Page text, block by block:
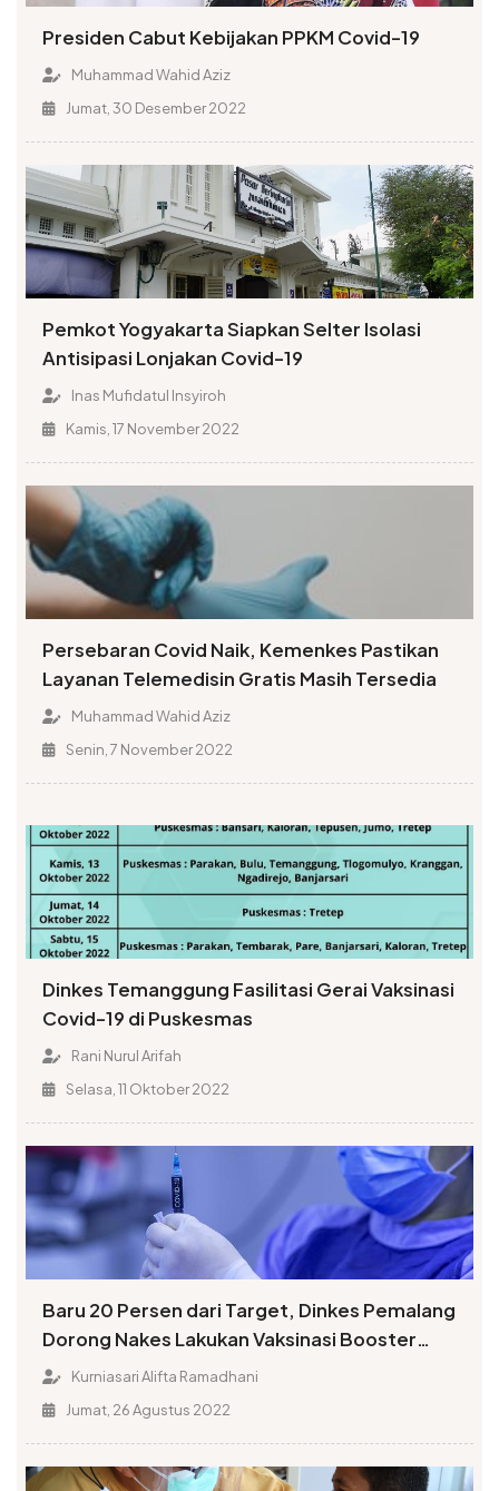
Presiden Cabut Kebijakan PPKM Covid-19
Muhammad Wahid Aziz
Jumat, 30 Desember 2022
Pemkot Yogyakarta Siapkan Selter Isolasi
Antisipasi Lonjakan Covid-19
Inas Mufidatul Insyiroh
Kamis, 17 November 2022
Persebaran Covid Naik, Kemenkes Pastikan
Layanan Telemedisin Gratis Masih Tersedia
Muhammad Wahid Aziz
Senin, 7 November 2022
Dinkes Temanggung Fasilitasi Gerai Vaksinasi
Covid-19 di Puskesmas
Rani Nurul Arifah
Selasa, 11 Oktober 2022
Baru 20 Persen dari Target, Dinkes Pemalang
Dorong Nakes Lakukan Vaksinasi Booster
KeduaKurniasari Alifta Ramadhani
Jumat, 26 Agustus 2022